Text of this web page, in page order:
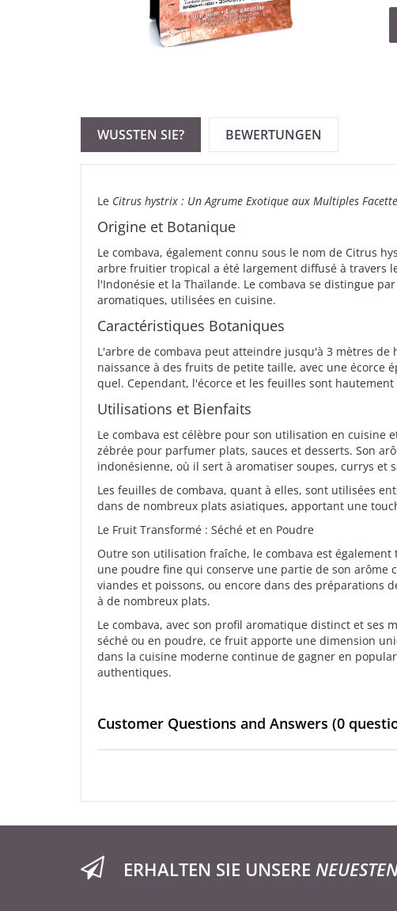
WUSSTEN SIE? BEWERTUNGEN
Le Citrus hystrix : Un Agrume Exotique aux Multiples
Origine et Botanique
Le combava, également connu sous le nom de Citrus
arbre fruitier tropical a été largement diffusé à travers
l'Indonésie et la Thaïlande. Le combava se distingue
aromatiques, utilisées en cuisine.
Caractéristiques Botaniques
L'arbre de combava peut atteindre jusqu'à 3 mètres
naissance à des fruits de petite taille, avec une écorce
quel. Cependant, l'écorce et les feuilles sont
Utilisations et Bienfaits
Le combava est célèbre pour son utilisation en
zébrée pour parfumer plats, sauces et desserts. Son
indonésienne, où il sert à aromatiser soupes, currys et
Les feuilles de combava, quant à elles, sont utilisées
dans de nombreux plats asiatiques, apportant une
Le Fruit Transformé : Séché et en Poudre
Outre son utilisation fraîche, le combava est
une poudre fine qui conserve une partie de son arôme
viandes et poissons, ou encore dans des préparations
à de nombreux plats.
Le combava, avec son profil aromatique distinct et
séché ou en poudre, ce fruit apporte une dimension
dans la cuisine moderne continue de gagner en
authentiques.
Customer Questions and Answers (0
ERHALTEN SIE UNSERE